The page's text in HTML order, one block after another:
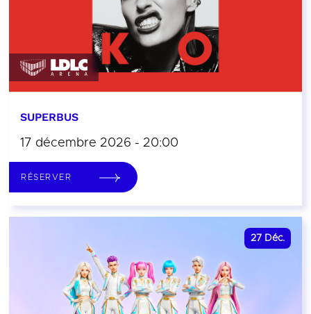
SUPERBUS
17 décembre 2026 - 20:00
RÉSERVER
27 Déc.